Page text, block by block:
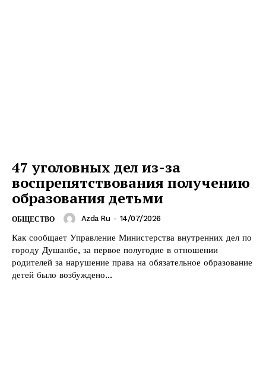
47 уголовных дел из-за
воспрепятствования получению
образования детьми
ОБЩЕСТВО Azda Ru - 14/07/2026
Как сообщает Управление Министерства внутренних дел по
городу Душанбе, за первое полугодие в отношении
родителей за нарушение права на обязательное образование
детей было возбуждено...